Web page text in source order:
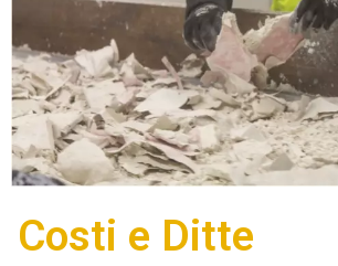
Costi e Ditte